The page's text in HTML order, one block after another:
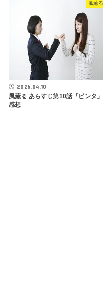
風薫る
2026.04.10
風薫る あらすじ第10話「ビンタ」
感想